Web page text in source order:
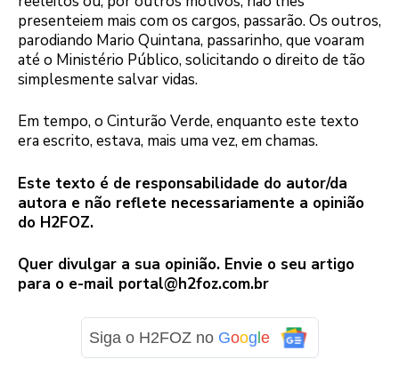
presenteiem mais com os cargos, passarão. Os outros,
parodiando Mario Quintana, passarinho, que voaram
até o Ministério Público, solicitando o direito de tão
simplesmente salvar vidas.
Em tempo, o Cinturão Verde, enquanto este texto
era escrito, estava, mais uma vez, em chamas.
Este texto é de responsabilidade do autor/da
autora e não reflete necessariamente a opinião
do H2FOZ.
Quer divulgar a sua opinião. Envie o seu artigo
para o e-mail portal@h2foz.com.br
Siga o H2FOZ no Google